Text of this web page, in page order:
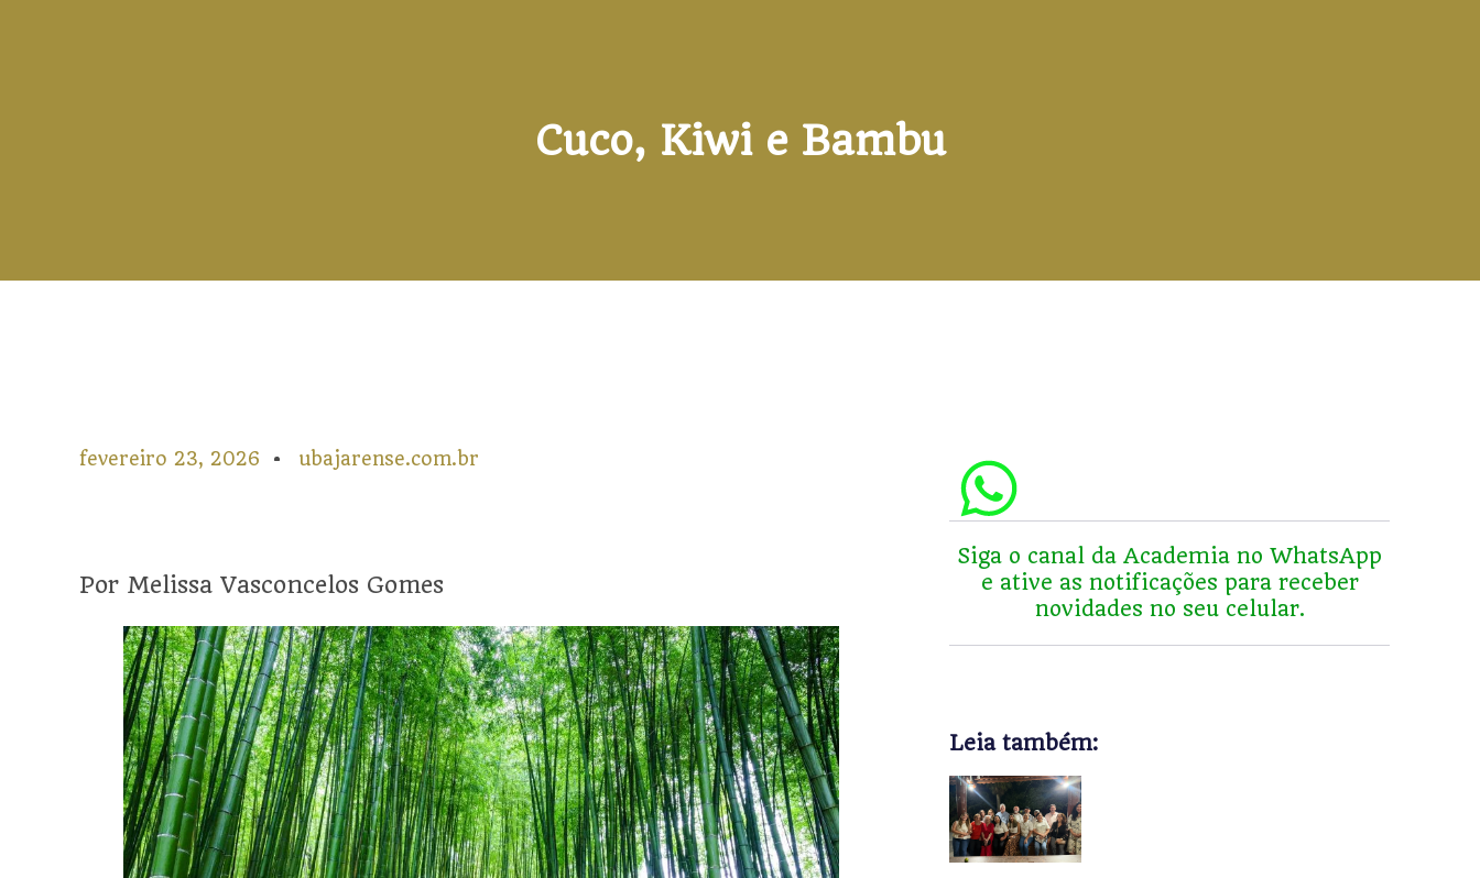
Cuco, Kiwi e Bambu
fevereiro 23, 2026 ubajarense.com.br
Por Melissa Vasconcelos Gomes
Siga o canal da Academia no WhatsApp
e ative as notificações para receber
novidades no seu celular.
Leia também: